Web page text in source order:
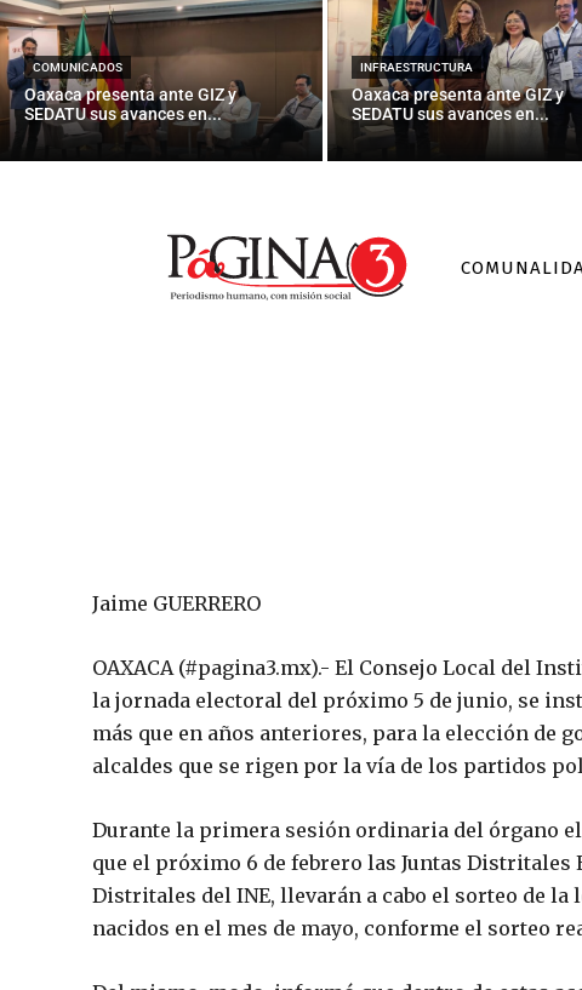
COMUNICADOS
Oaxaca presenta ante GIZ y
SEDATU sus avances en...
INFRAESTRUCTURA
Oaxaca presenta ante GIZ y
SEDATU sus avances en...
Jaime GUERRERO
OAXACA (#pagina3.mx).- El Consejo Local del
la jornada electoral del próximo 5 de junio, se
más que en años anteriores, para la elección de
alcaldes que se rigen por la vía de los partidos
Durante la primera sesión ordinaria del órgano
que el próximo 6 de febrero las Juntas
Distritales del INE, llevarán a cabo el sorteo de
nacidos en el mes de mayo, conforme el sorteo